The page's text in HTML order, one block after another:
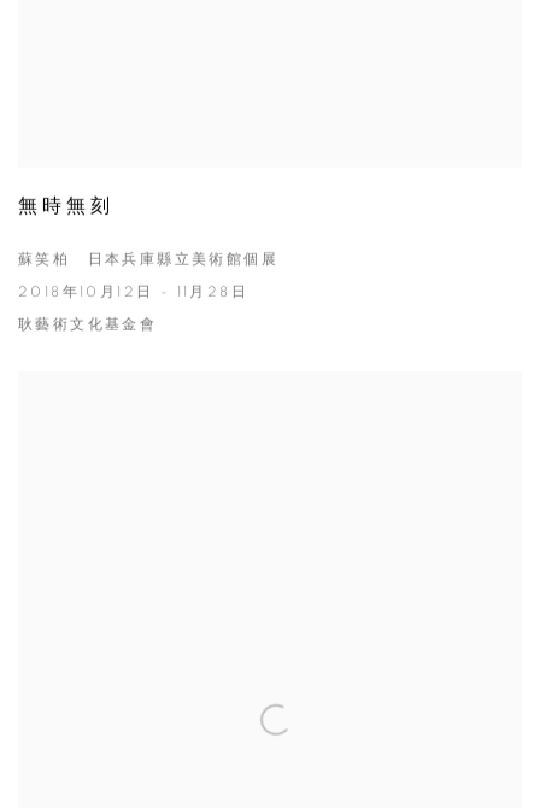
無時無刻
蘇笑柏 日本兵庫縣立美術館個展
2018年10月12日 - 11月28日
耿藝術文化基金會